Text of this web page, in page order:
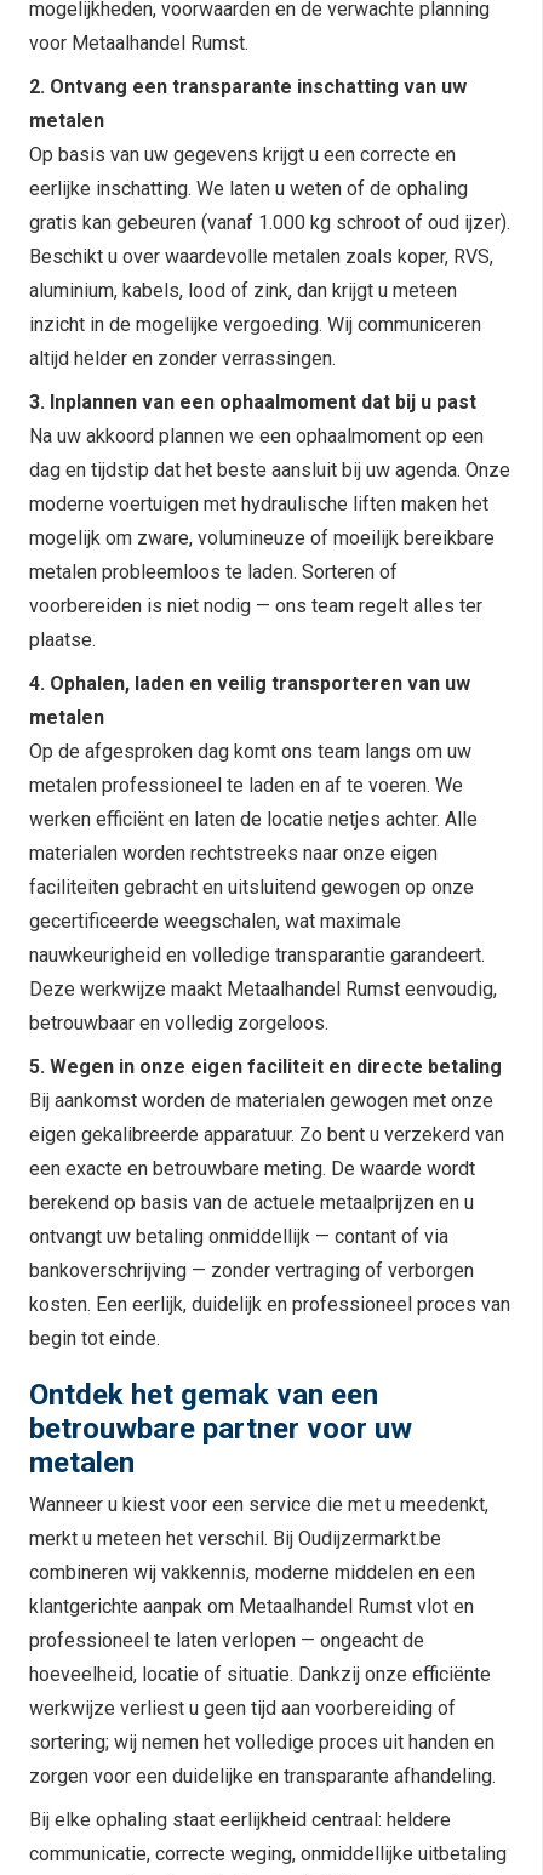
mogelijkheden, voorwaarden en de verwachte planning
voor Metaalhandel Rumst.
2. Ontvang een transparante inschatting van uw
metalen
Op basis van uw gegevens krijgt u een correcte en
eerlijke inschatting. We laten u weten of de ophaling
gratis kan gebeuren (vanaf 1.000 kg schroot of oud ijzer).
Beschikt u over waardevolle metalen zoals koper, RVS,
aluminium, kabels, lood of zink, dan krijgt u meteen
inzicht in de mogelijke vergoeding. Wij communiceren
altijd helder en zonder verrassingen.
3. Inplannen van een ophaalmoment dat bij u past
Na uw akkoord plannen we een ophaalmoment op een
dag en tijdstip dat het beste aansluit bij uw agenda. Onze
moderne voertuigen met hydraulische liften maken het
mogelijk om zware, volumineuze of moeilijk bereikbare
metalen probleemloos te laden. Sorteren of
voorbereiden is niet nodig — ons team regelt alles ter
plaatse.
4. Ophalen, laden en veilig transporteren van uw
metalen
Op de afgesproken dag komt ons team langs om uw
metalen professioneel te laden en af te voeren. We
werken efficiënt en laten de locatie netjes achter. Alle
materialen worden rechtstreeks naar onze eigen
faciliteiten gebracht en uitsluitend gewogen op onze
gecertificeerde weegschalen, wat maximale
nauwkeurigheid en volledige transparantie garandeert.
Deze werkwijze maakt Metaalhandel Rumst eenvoudig,
betrouwbaar en volledig zorgeloos.
5. Wegen in onze eigen faciliteit en directe betaling
Bij aankomst worden de materialen gewogen met onze
eigen gekalibreerde apparatuur. Zo bent u verzekerd van
een exacte en betrouwbare meting. De waarde wordt
berekend op basis van de actuele metaalprijzen en u
ontvangt uw betaling onmiddellijk — contant of via
bankoverschrijving — zonder vertraging of verborgen
kosten. Een eerlijk, duidelijk en professioneel proces van
begin tot einde.
Ontdek het gemak van een
betrouwbare partner voor uw
metalen
Wanneer u kiest voor een service die met u meedenkt,
merkt u meteen het verschil. Bij Oudijzermarkt.be
combineren wij vakkennis, moderne middelen en een
klantgerichte aanpak om Metaalhandel Rumst vlot en
professioneel te laten verlopen — ongeacht de
hoeveelheid, locatie of situatie. Dankzij onze efficiënte
werkwijze verliest u geen tijd aan voorbereiding of
sortering; wij nemen het volledige proces uit handen en
zorgen voor een duidelijke en transparante afhandeling.
Bij elke ophaling staat eerlijkheid centraal: heldere
communicatie, correcte weging, onmiddellijke uitbetaling